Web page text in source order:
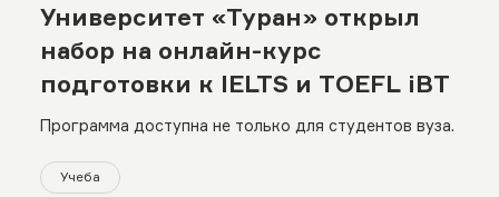
Университет «Туран» открыл
набор на онлайн-курс
подготовки к IELTS и TOEFL iBT
Программа доступна не только для студентов вуза.
Учеба